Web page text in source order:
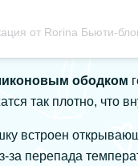
от Rorina Бьюти-
ободком
так плотно, что
встроен
за перепада